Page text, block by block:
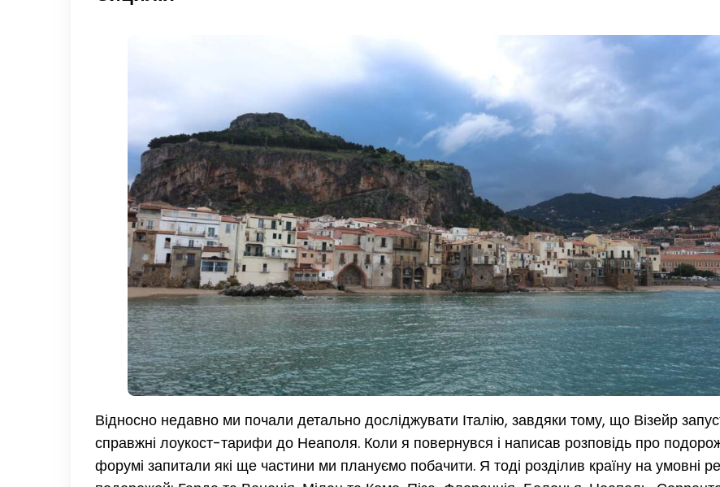
Відносно недавно ми почали детально досліджувати Італію, завдяки тому, що Візейр
справжні лоукост-тарифи до Неаполя. Коли я повернувся і написав розповідь про
форумі запитали які ще частини ми плануємо побачити. Я тоді розділив країну на умовні